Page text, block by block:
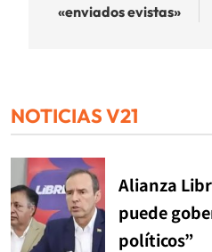
«enviados evistas»
NOTICIAS V21
Alianza
puede
políticos”